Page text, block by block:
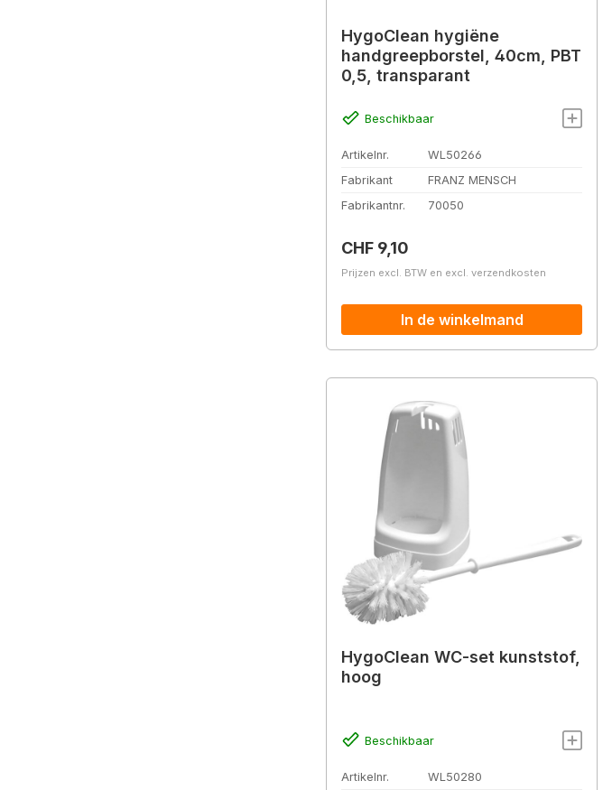
HygoClean hygiëne
handgreepborstel, 40cm, PBT
0,5, transparant
Beschikbaar
Artikelnr.
WL50266
Fabrikant
FRANZ MENSCH
Fabrikantnr.
70050
Normale prijs:
CHF 9,10
Prijzen excl. BTW en excl. verzendkosten
In de winkelmand
HygoClean WC-set kunststof,
hoog
Beschikbaar
Artikelnr. WL50280